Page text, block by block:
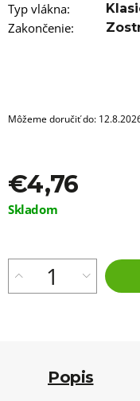
Typ vlákna:
Zakončenie:
Môžeme doručiť do:
€4,76
Jednotková
Skladom
Popis
€6,76